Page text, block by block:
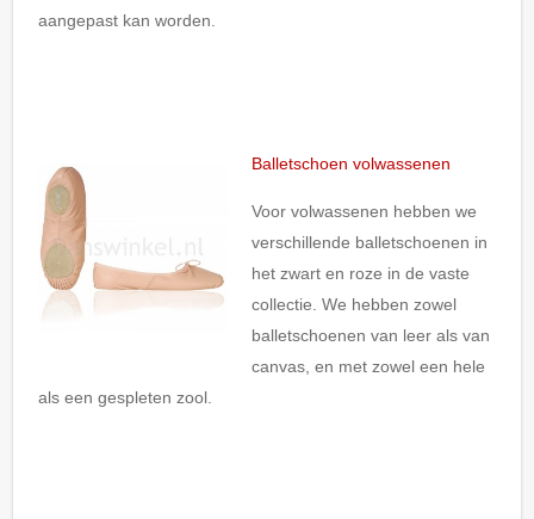
aangepast kan worden.
Balletschoen volwassenen
Voor volwassenen hebben we
verschillende balletschoenen in
het zwart en roze in de vaste
collectie. We hebben zowel
balletschoenen van leer als van
canvas, en met zowel een hele
als een gespleten zool.